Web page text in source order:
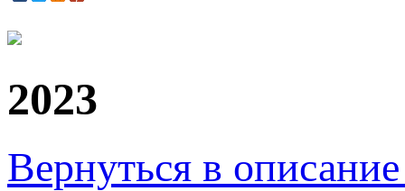
2023
Вернуться в